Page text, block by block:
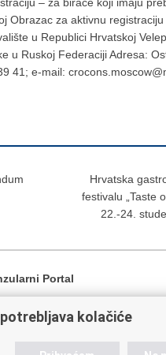
Obrazac za aktivnu
u Republici Hrvatskoj
u Ruskoj Federaciji Adresa:
41; e-mail:
Hrvatska
festivalu „Taste
22.-24.
Portal
kolačiće